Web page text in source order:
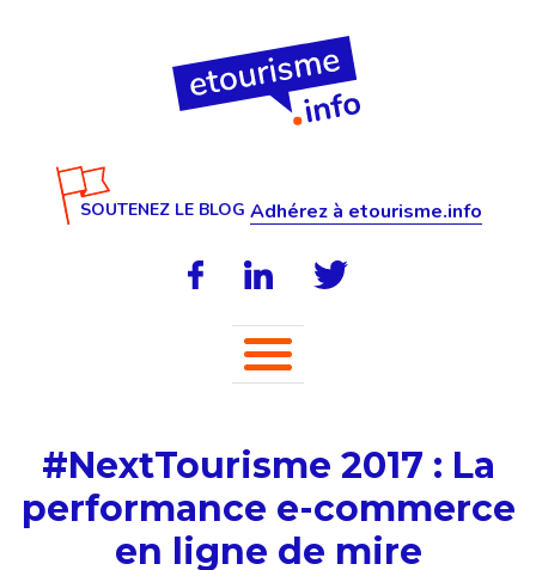
SOUTENEZ LE BLOG Adhérez à etourisme.info
#NextTourisme 2017 : La
performance e-commerce
en ligne de mire